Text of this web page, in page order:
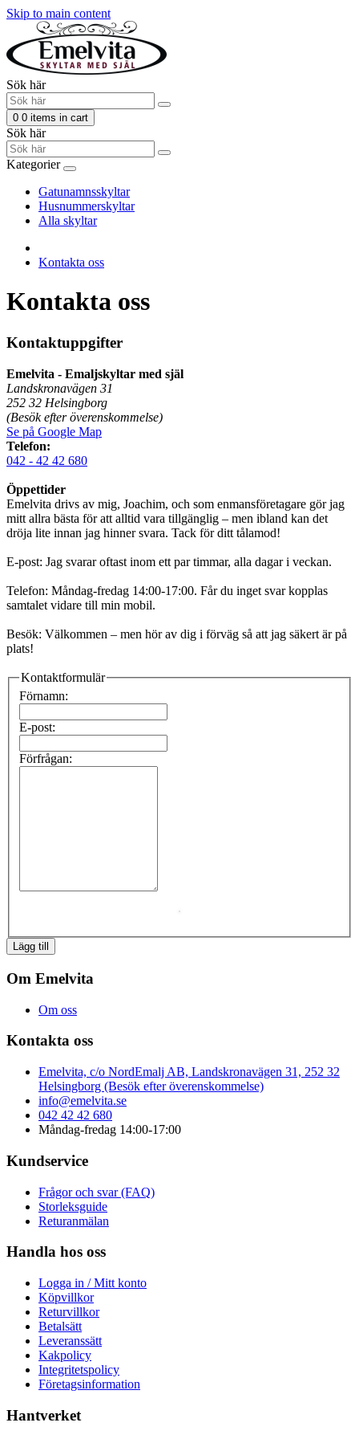
Skip to main content
Sök här
0 0 items in cart
Sök här
Kategorier
Gatunamnsskyltar
Husnummerskyltar
Alla skyltar
Kontakta oss
Kontakta oss
Kontaktuppgifter
Emelvita - Emaljskyltar med själ
Landskronavägen 31
252 32 Helsingborg
(Besök efter överenskommelse)
Se på Google Map
Telefon:
042 - 42 42 680
Öppettider
Emelvita drivs av mig, Joachim, och som enmansföretagare gör jag
mitt allra bästa för att alltid vara tillgänglig – men ibland kan det
dröja lite innan jag hinner svara. Tack för ditt tålamod!
E-post: Jag svarar oftast inom ett par timmar, alla dagar i veckan.
Telefon: Måndag-fredag 14:00-17:00. Får du inget svar kopplas
samtalet vidare till min mobil.
Besök: Välkommen – men hör av dig i förväg så att jag säkert är på
plats!
Kontaktformulär
Förnamn:
E-post:
Förfrågan:
Om Emelvita
Om oss
Kontakta oss
Emelvita, c/o NordEmalj AB, Landskronavägen 31, 252 32
Helsingborg (Besök efter överenskommelse)
info@emelvita.se
042 42 42 680
Måndag-fredag 14:00-17:00
Kundservice
Frågor och svar (FAQ)
Storleksguide
Returanmälan
Handla hos oss
Logga in / Mitt konto
Köpvillkor
Returvillkor
Betalsätt
Leveranssätt
Kakpolicy
Integritetspolicy
Företagsinformation
Hantverket